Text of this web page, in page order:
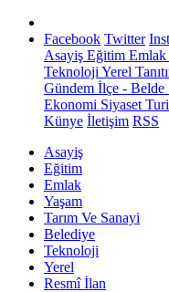
Facebook Twitter
Asayiş Eğitim Emlak
Teknoloji Yerel
Gündem İlçe - Belde
Ekonomi Siyaset
Künye İletişim RSS
Asayiş
Eğitim
Emlak
Yaşam
Tarım Ve Sanayi
Belediye
Teknoloji
Yerel
Resmî İlan